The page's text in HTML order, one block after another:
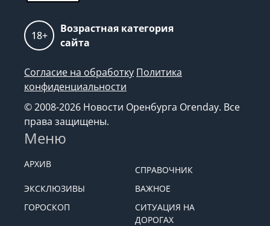
18+
Возрастная категория
сайта
Согласие на обработку Политика
конфиденциальности
© 2008-2026 Новости Оренбурга Orenday. Все
права защищены.
Меню
АРХИВ
СПРАВОЧНИК
ЭКСКЛЮЗИВЫ
ВАЖНОЕ
ГОРОСКОП
СИТУАЦИЯ НА
ДОРОГАХ